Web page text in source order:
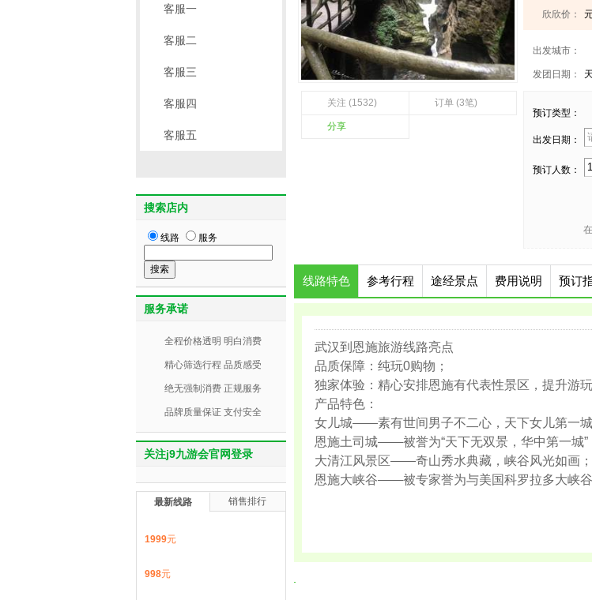
关注 (1532) 订单 (3笔)
分享
欣欣价：
出发城市：
发团日期：
预订类型：
出发日期：
预订人数：
线路特色 参考行程 途经景点 费用说明 预订
武汉到恩施旅游线路亮点
品质保障：纯玩0购物；
独家体验：精心安排恩施有代表性景区，提升游玩
产品特色：
女儿城——素有世间男子不二心，天下女儿第一
恩施土司城——被誉为“天下无双景，华中第一城”
大清江风景区——奇山秀水典藏，峡谷风光如画；
恩施大峡谷——被专家誉为与美国科罗拉多大峡
客服一
客服二
客服三
客服四
客服五
搜索店内
线路 服务
服务承诺
全程价格透明 明白消费
精心筛选行程 品质感受
绝无强制消费 正规服务
品牌质量保证 支付安全
关注j9九游会官网登录
最新线路 销售排行
1999元
998元